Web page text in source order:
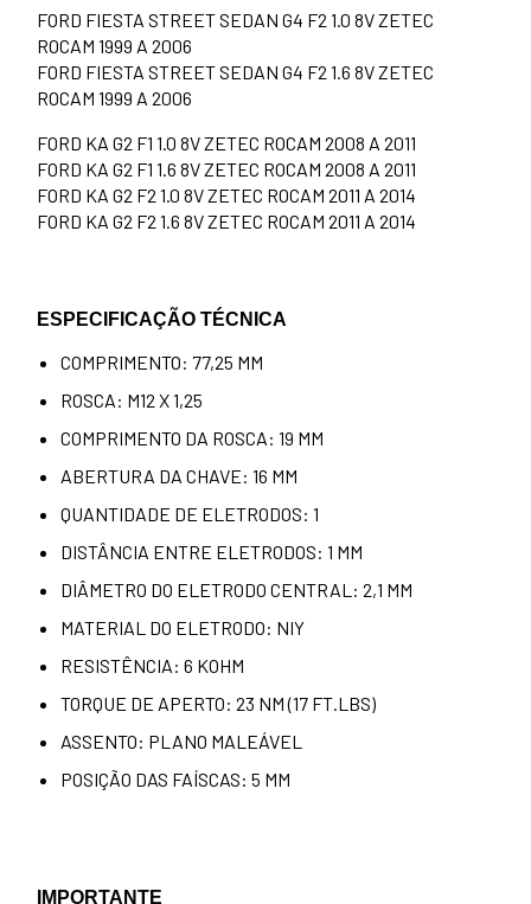
FORD FIESTA STREET SEDAN G4 F2 1.0 8V ZETEC
ROCAM 1999 A 2006
FORD FIESTA STREET SEDAN G4 F2 1.6 8V ZETEC
ROCAM 1999 A 2006
FORD KA G2 F1 1.0 8V ZETEC ROCAM 2008 A 2011
FORD KA G2 F1 1.6 8V ZETEC ROCAM 2008 A 2011
FORD KA G2 F2 1.0 8V ZETEC ROCAM 2011 A 2014
FORD KA G2 F2 1.6 8V ZETEC ROCAM 2011 A 2014
ESPECIFICAÇÃO TÉCNICA
COMPRIMENTO: 77,25 MM
ROSCA: M12 X 1,25
COMPRIMENTO DA ROSCA: 19 MM
ABERTURA DA CHAVE: 16 MM
QUANTIDADE DE ELETRODOS: 1
DISTÂNCIA ENTRE ELETRODOS: 1 MM
DIÂMETRO DO ELETRODO CENTRAL: 2,1 MM
MATERIAL DO ELETRODO: NIY
RESISTÊNCIA: 6 KOHM
TORQUE DE APERTO: 23 NM (17 FT.LBS)
ASSENTO: PLANO MALEÁVEL
POSIÇÃO DAS FAÍSCAS: 5 MM
IMPORTANTE